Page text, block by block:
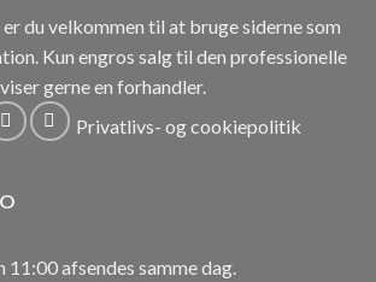
du velkommen til at bruge siderne som
Kun engros salg til den professionelle
gerne en forhandler.
Privatlivs- og cookiepolitik
afsendes samme dag.